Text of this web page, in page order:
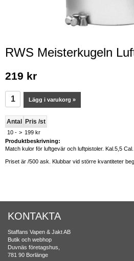
RWS Meisterkugeln
219 kr
Lägg i varukorg »
Antal Pris /st
10 - > 199 kr
Produktbeskrivning:
Match kulor för luftgevär och luftpistoler. Kal.5,5
Priset är /500 ask. Klubbar vid större kvantiteter
KONTAKTA
Staffans Vapen & Jakt AB
Butik och webhop
Duvnäs företagshus,
781 90 Borlänge